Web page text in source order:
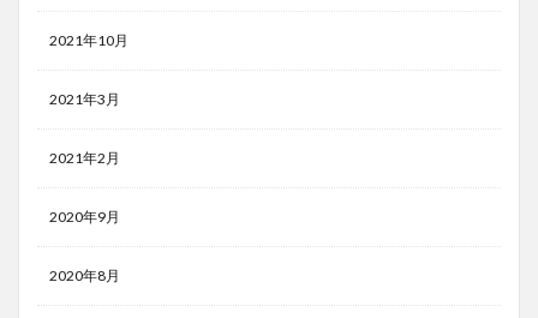
2021年10月
2021年3月
2021年2月
2020年9月
2020年8月